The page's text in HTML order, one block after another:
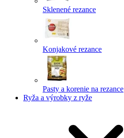
Sklenené rezance
Konjakové rezance
Pasty a korenie na rezance
Ryža a výrobky z ryže